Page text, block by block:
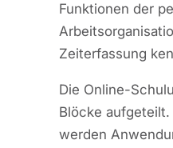
Funktionen der
Zeiterfassung
Die Online-
Blöcke
werden